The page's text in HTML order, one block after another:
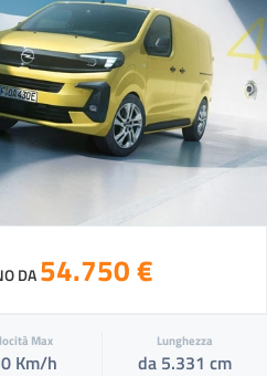
DA54.750 €
Max
Km/h
Lunghezza
da 5.331 cm